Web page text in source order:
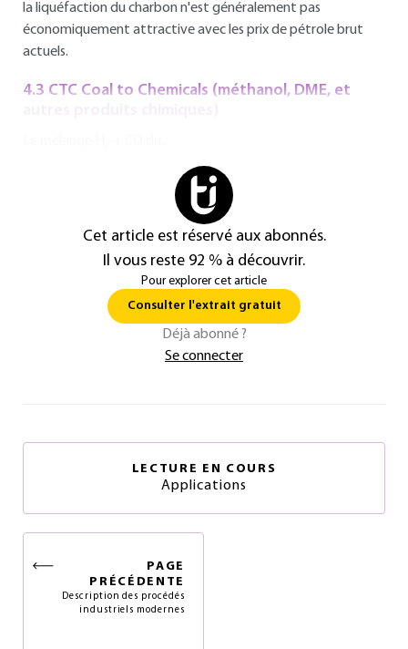
la liquéfaction du charbon n'est généralement pas
économiquement attractive avec les prix de pétrole brut
actuels.
4.3 CTC Coal to Chemicals (méthanol, DME, et
Cet article est réservé aux abonnés.
Il vous reste 92 % à découvrir.
Pour explorer cet article
Consulter l'extrait gratuit
Déjà abonné ?
Se connecter
LECTURE EN COURS
Applications
PAGE
PRÉCÉDENTE
Description des procédés
industriels modernes